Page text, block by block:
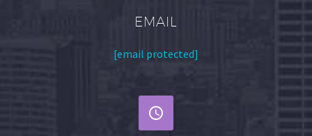
EMAIL
[email protected]

